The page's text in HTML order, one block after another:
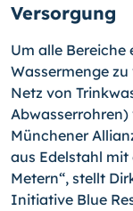
Versorgung
Um alle
Wassermenge
Netz von
Abwasserrohren)
Münchener
aus Edelstahl
Metern“, stellt
Initiative Blue